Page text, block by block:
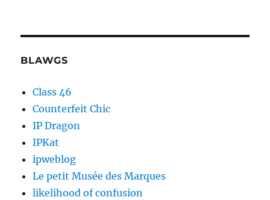
BLAWGS
Class 46
Counterfeit Chic
IP Dragon
IPKat
ipweblog
Le petit Musée des Marques
likelihood of confusion